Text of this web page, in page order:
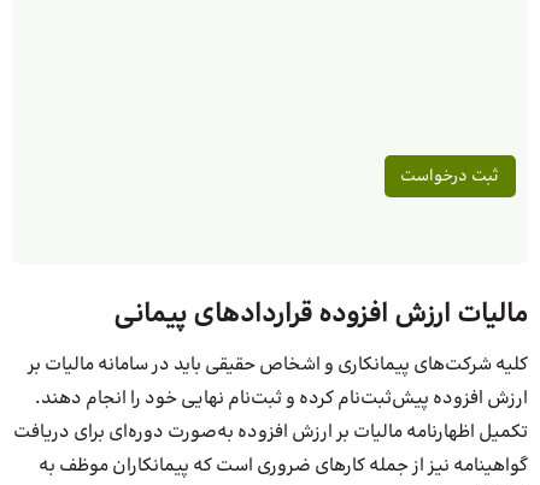
مالیات ارزش افزوده قراردادهای پیمانی
کلیه شرکت‌های پیمانکاری و اشخاص حقیقی باید در سامانه مالیات بر
ارزش افزوده پیش‌ثبت‌نام کرده و ثبت‌نام نهایی خود را انجام دهند.
تکمیل اظهارنامه مالیات بر ارزش افزوده به‌صورت دوره‌ای برای دریافت
گواهینامه نیز از جمله کارهای ضروری است که پیمانکاران موظف به